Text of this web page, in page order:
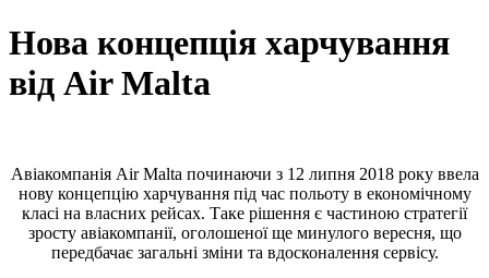
Нова концепція харчування
від Air Malta
Авіакомпанія Air Malta починаючи з 12 липня 2018 року ввела
нову концепцію харчування під час польоту в економічному
класі на власних рейсах. Таке рішення є частиною стратегії
зросту авіакомпанії, оголошеної ще минулого вересня, що
передбачає загальні зміни та вдосконалення сервісу.